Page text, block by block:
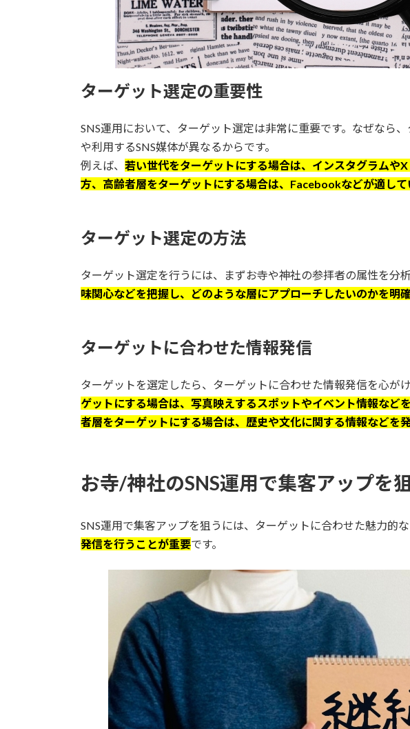
ターゲット選定の重要性
SNS運用において、ターゲット選定は非常に重要です。なぜなら
や利用するSNS媒体が異なるからです。
例えば、 若い世代をターゲットにする場合は、インスタグラムや
方、高齢者層をターゲットにする場合は、Facebookなどが適して
ターゲット選定の方法
ターゲット選定を行うには、まずお寺や神社の参拝者の属性を分析
味関心などを把握し、どのような層にアプローチしたいのかを明確
ターゲットに合わせた情報発信
ターゲットを選定したら、ターゲットに合わせた情報発信を心が
ゲットにする場合は、写真映えするスポットやイベント情報など
者層をターゲットにする場合は、歴史や文化に関する情報などを
お寺/神社のSNS運用で集客アップを
SNS運用で集客アップを狙うには、ターゲットに合わせた魅力的な
発信を行うことが重要です。